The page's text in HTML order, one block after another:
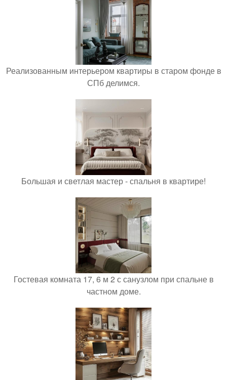
Реализованным интерьером квартиры в старом фонде в
СПб делимся.
Большая и светлая мастер - спальня в квартире!
Гостевая комната 17, 6 м 2 с санузлом при спальне в
частном доме.